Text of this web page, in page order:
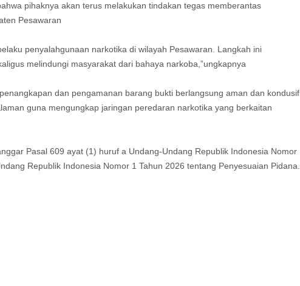
pihaknya akan terus melakukan tindakan tegas memberantas
Pesawaran
penyalahgunaan narkotika di wilayah Pesawaran. Langkah ini
melindungi masyarakat dari bahaya narkoba,”ungkapnya
dan pengamanan barang bukti berlangsung aman dan kondusif.
guna mengungkap jaringan peredaran narkotika yang berkaitan
Pasal 609 ayat (1) huruf a Undang-Undang Republik Indonesia Nomor
Republik Indonesia Nomor 1 Tahun 2026 tentang Penyesuaian Pidana.